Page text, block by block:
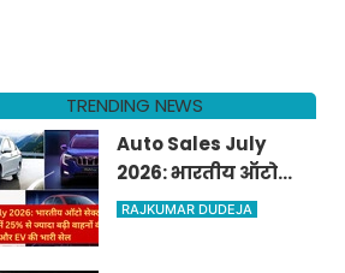
TRENDING NEWS
Auto Sales July
2026: भारतीय ऑटो
सेक्टर में रिकॉर्ड बिक्री!
RAJKUMAR DUDEJA